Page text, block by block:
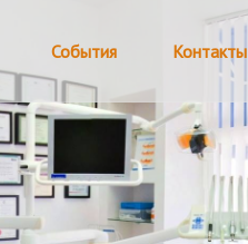
События Контакты